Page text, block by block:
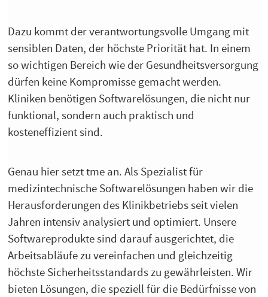
Dazu kommt der verantwortungsvolle Umgang mit
sensiblen Daten, der höchste Priorität hat. In einem
so wichtigen Bereich wie der Gesundheitsversorgung
dürfen keine Kompromisse gemacht werden.
Kliniken benötigen Softwarelösungen, die nicht nur
funktional, sondern auch praktisch und
kosteneffizient sind.
Genau hier setzt tme an. Als Spezialist für
medizintechnische Softwarelösungen haben wir die
Herausforderungen des Klinikbetriebs seit vielen
Jahren intensiv analysiert und optimiert. Unsere
Softwareprodukte sind darauf ausgerichtet, die
Arbeitsabläufe zu vereinfachen und gleichzeitig
höchste Sicherheitsstandards zu gewährleisten. Wir
bieten Lösungen, die speziell für die Bedürfnisse von